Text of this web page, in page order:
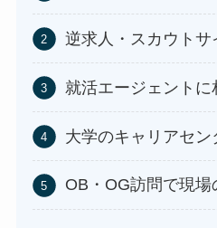
逆求人・スカウトサ
就活エージェント
大学のキャリアセン
OB・OG訪問で現場